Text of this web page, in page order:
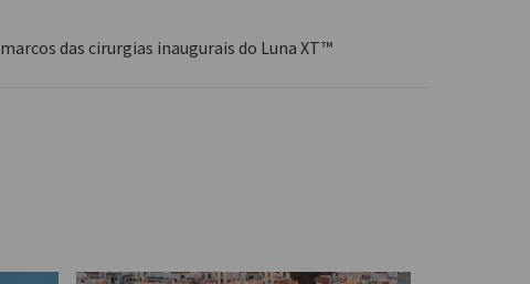
das cirurgias inaugurais do Luna XT™